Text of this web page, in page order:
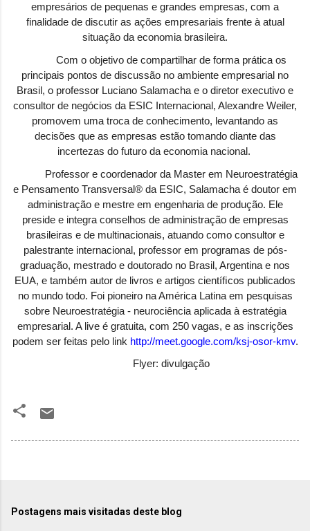
empresários de pequenas e grandes empresas, com a
finalidade de discutir as ações empresariais frente à atual
situação da economia brasileira.
Com o objetivo de compartilhar de forma prática os
principais pontos de discussão no ambiente empresarial no
Brasil, o professor Luciano Salamacha e o diretor executivo e
consultor de negócios da ESIC Internacional, Alexandre Weiler,
promovem uma troca de conhecimento, levantando as
decisões que as empresas estão tomando diante das
incertezas do futuro da economia nacional.
Professor e coordenador da Master em Neuroestratégia
e Pensamento Transversal® da ESIC, Salamacha é doutor em
administração e mestre em engenharia de produção. Ele
preside e integra conselhos de administração de empresas
brasileiras e de multinacionais, atuando como consultor e
palestrante internacional, professor em programas de pós-
graduação, mestrado e doutorado no Brasil, Argentina e nos
EUA, e também autor de livros e artigos cientíﬁcos publicados
no mundo todo. Foi pioneiro na América Latina em pesquisas
sobre Neuroestratégia - neurociência aplicada à estratégia
empresarial. A live é gratuita, com 250 vagas, e as inscrições
podem ser feitas pelo link http://meet.google.com/ksj-osor-kmv.
Flyer: divulgação
Postagens mais visitadas deste blog